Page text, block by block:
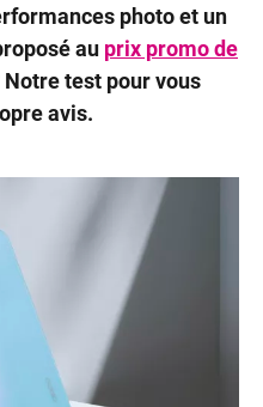
photo et un
au prix promo de
Notretest pour vous
avis.